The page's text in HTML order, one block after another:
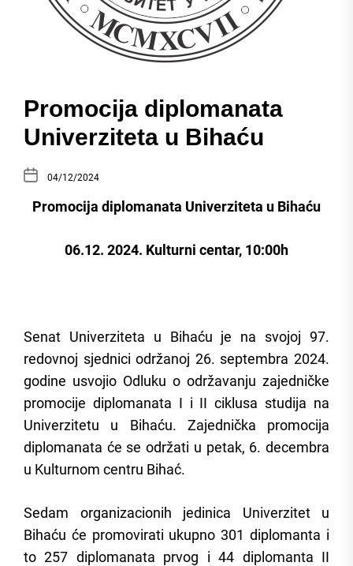
Promocija diplomanata
Univerziteta u Bihaću
04/12/2024
Promocija diplomanata Univerziteta u Bihaću
06.12. 2024. Kulturni centar, 10:00h
Senat Univerziteta u Bihaću je na svojoj 97.
redovnoj sjednici održanoj 26. septembra 2024.
godine usvojio Odluku o održavanju zajedničke
promocije diplomanata I i II ciklusa studija na
Univerzitetu u Bihaću. Zajednička promocija
diplomanata će se održati u petak, 6. decembra
u Kulturnom centru Bihać.
Sedam organizacionih jedinica Univerzitet u
Bihaću će promovirati ukupno 301 diplomanta i
to 257 diplomanata prvog i 44 diplomanta II